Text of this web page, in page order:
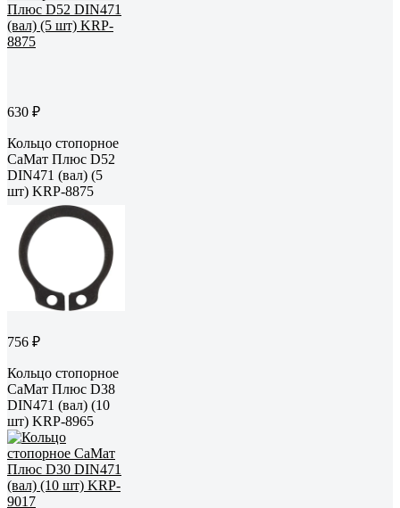
630 ₽
Кольцо стопорное
СаМат Плюс D52
DIN471 (вал) (5
шт) KRP-8875
756 ₽
Кольцо стопорное
СаМат Плюс D38
DIN471 (вал) (10
шт) KRP-8965